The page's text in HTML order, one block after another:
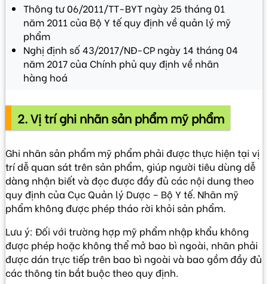
Thông tư 06/2011/TT-BYT ngày 25 tháng 01
năm 2011 của Bộ Y tế quy định về quản lý mỹ
phẩm
Nghị định số 43/2017/NĐ-CP ngày 14 tháng 04
năm 2017 của Chính phủ quy định về nhãn
hàng hoá
2. Vị trí ghi nhãn sản phẩm mỹ phẩm
Ghi nhãn sản phẩm mỹ phẩm phải được thực hiện tại vị
trí dễ quan sát trên sản phẩm, giúp người tiêu dùng dễ
dàng nhận biết và đọc được đầy đủ các nội dung theo
quy định của Cục Quản lý Dược – Bộ Y tế. Nhãn mỹ
phẩm không được phép tháo rời khỏi sản phẩm.
Lưu ý: Đối với trường hợp mỹ phẩm nhập khẩu không
được phép hoặc không thể mở bao bì ngoài, nhãn phải
được dán trực tiếp trên bao bì ngoài và bao gồm đầy đủ
các thông tin bắt buộc theo quy định.